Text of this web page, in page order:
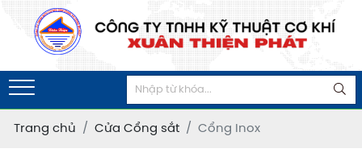
Trang chủ Cửa Cổng sắt Cổng Inox